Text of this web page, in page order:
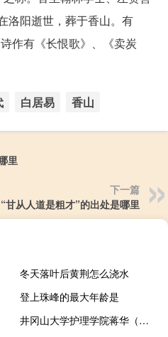
洛阳逝世，葬于香山。有
作有《长恨歌》、《卖炭
白居易 香山
里
下一篇
“甘从人道是粗才”的出处是哪里
冬天落叶后黄荆怎么浇水
登上珠峰的最大年龄是
井冈山大学护理学院蒋华（井冈山大学护理学院）